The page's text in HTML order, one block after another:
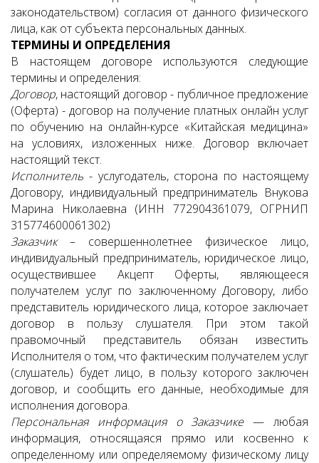
законодательством) согласия от данного физического
лица, как от субъекта персональных данных.
ТЕРМИНЫ И ОПРЕДЕЛЕНИЯ
В настоящем договоре используются следующие
термины и определения:
Договор, настоящий договор - публичное предложение
(Оферта) - договор на получение платных онлайн услуг
по обучению на онлайн-курсе «Китайская медицина»
на условиях, изложенных ниже. Договор включает
настоящий текст.
Исполнитель - услугодатель, сторона по настоящему
Договору, индивидуальный предприниматель Внукова
Марина Николаевна (ИНН 772904361079, ОГРНИП
315774600061302)
Заказчик– совершеннолетнее физическое лицо,
индивидуальный предприниматель, юридическое лицо,
осуществившее Акцепт Оферты, являющееся
получателем услуг по заключенному Договору, либо
представитель юридического лица, которое заключает
договор в пользу слушателя. При этом такой
правомочный представитель обязан известить
Исполнителя о том, что фактическим получателем услуг
(слушатель) будет лицо, в пользу которого заключен
договор, и сообщить его данные, необходимые для
исполнения договора.
Персональная информация о Заказчике— любая
информация, относящаяся прямо или косвенно к
определенному или определяемому физическому лицу